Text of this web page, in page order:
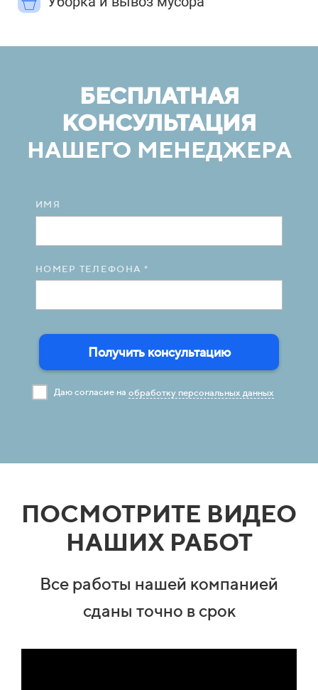
БЕСПЛАТНАЯ
КОНСУЛЬТАЦИЯ
НАШЕГО МЕНЕДЖЕРА
ИМЯ
НОМЕР ТЕЛЕФОНА *
Получить консультацию
Даю согласие на обработку персональных данных
ПОСМОТРИТЕ ВИДЕО
НАШИХ РАБОТ
Все работы нашей компанией
сданы точно в срок